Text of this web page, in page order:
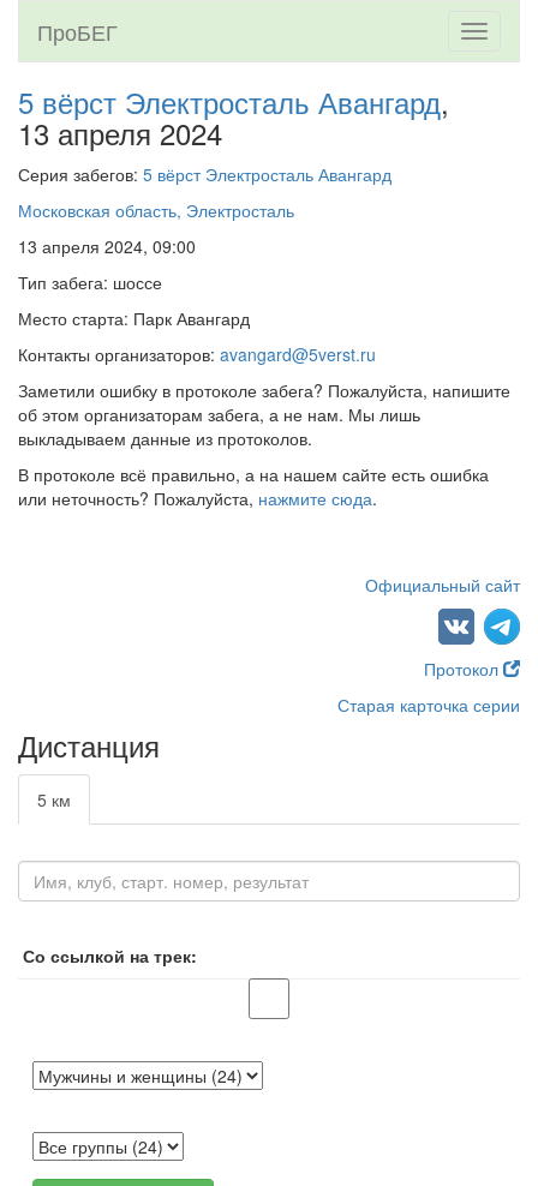
Toggle
ПроБЕГ
5 вёрст Электросталь Авангард,
13 апреля 2024
Серия забегов: 5 вёрст Электросталь Авангард
Московская область, Электросталь
13 апреля 2024, 09:00
Тип забега: шоссе
Место старта: Парк Авангард
Контакты организаторов: avangard@5verst.ru
Заметили ошибку в протоколе забега? Пожалуйста, напишите
об этом организаторам забега, а не нам. Мы лишь
выкладываем данные из протоколов.
В протоколе всё правильно, а на нашем сайте есть ошибка
или неточность? Пожалуйста, нажмите сюда.
Официальный сайт
Протокол
Старая карточка серии
Дистанция
5 км
Со ссылкой на трек: